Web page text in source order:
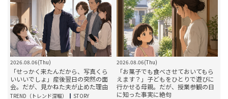
2026.08.06(Thu)
「せっかく来たんだから、写真くら
いいいでしょ」産後翌日の突然の面
会。だが、見かねた夫が止めた理由
TREND（トレンド深堀） STORY
2026.08.06(Thu)
「お菓子でも食べさせておいてもら
えます？」子どもをひとりで遊びに
行かせる母親。だが、授業参観の日
に知った事実に絶句